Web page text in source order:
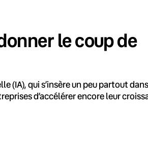
le coup de
(IA), qui s’insère un peu partout
d’accélérer encore leur